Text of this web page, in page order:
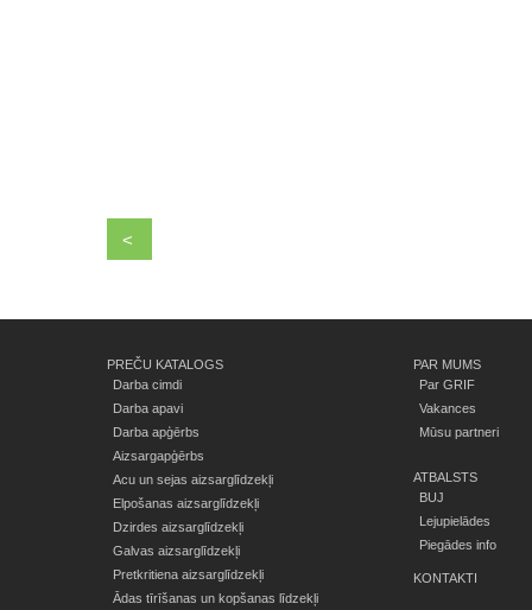
<
PREČU KATALOGS
Darba cimdi
Darba apavi
Darba apģērbs
Aizsargapģērbs
Acu un sejas aizsarglīdzekļi
Elpošanas aizsarglīdzekļi
Dzirdes aizsarglīdzekļi
Galvas aizsarglīdzekļi
Pretkritiena aizsarglīdzekļi
Ādas tīrīšanas un kopšanas līdzekļi
PAR MUMS
Par GRIF
Vakances
Mūsu partneri
ATBALSTS
BUJ
Lejupielādes
Piegādes info
KONTAKTI